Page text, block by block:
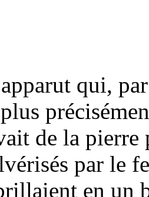
qui,
de la pierre
par le
en un